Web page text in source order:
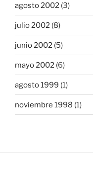
agosto 2002 (3)
julio 2002 (8)
junio 2002 (5)
mayo 2002 (6)
agosto 1999 (1)
noviembre 1998 (1)